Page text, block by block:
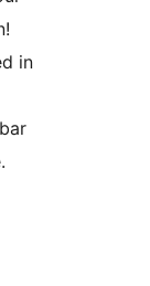
in